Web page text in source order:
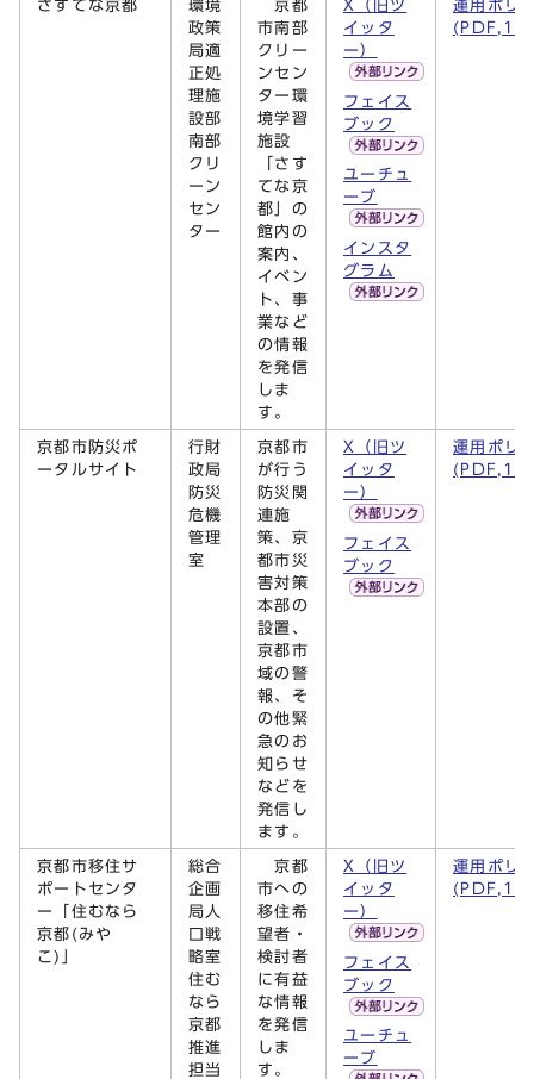
さすてな京都
環境
政策
局適
正処
理施
設部
南部
クリ
ーン
セン
ター
京都
市南部
クリー
ンセン
ター環
境学習
施設
「さす
てな京
都」の
館内の
案内、
イベン
ト、事
業など
の情報
を発信
しま
す。
X（旧ツ
イッタ
ー）
フェイス
ブック
ユーチュ
ーブ
インスタ
グラム
運用ポリ
京都市防災ポ
ータルサイト
行財
政局
防災
危機
管理
室
京都市
が行う
防災関
連施
策、京
都市災
害対策
本部の
設置、
京都市
域の警
報、そ
の他緊
急のお
知らせ
などを
発信し
ます。
X（旧ツ
イッタ
ー）
フェイス
ブック
運用ポリ
京都市移住サ
ポートセンタ
ー「住むなら
京都(みや
こ)」
総合
企画
局人
口戦
略室
住む
なら
京都
推進
担当
京都
市への
移住希
望者・
検討者
に有益
な情報
を発信
しま
す。
X（旧ツ
イッタ
ー）
フェイス
ブック
ユーチュ
ーブ
運用ポリ